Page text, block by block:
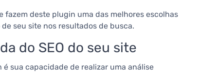
deste plugin uma das melhores escolhas
seu site nos resultados de busca.
do SEO do seu site
sua capacidade de realizar uma análise